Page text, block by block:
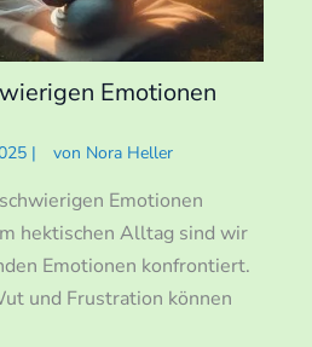
Emotionen
| von Nora Heller
Emotionen
hektischen Alltag sind wir
Emotionen konfrontiert.
und Frustration können